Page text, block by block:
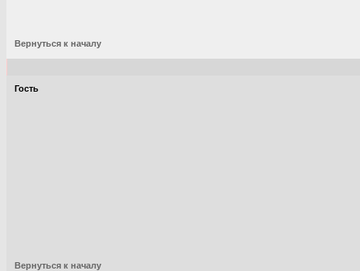
Вернуться к началу
Гость
Вернуться к началу